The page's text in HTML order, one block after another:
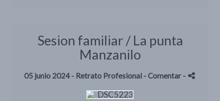
Sesion familiar / La punta
Manzanilo
05 junio 2024 - Retrato Profesional - Comentar -